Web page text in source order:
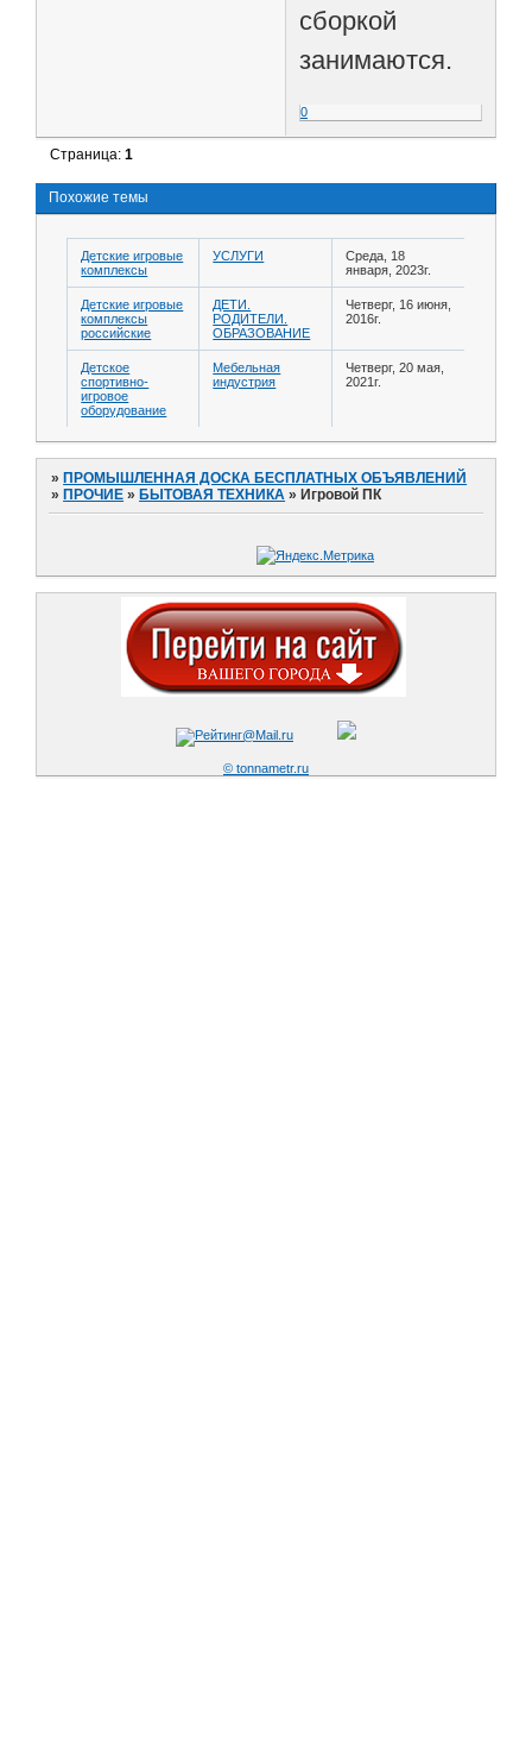
сборкой
занимаются.
0
Страница:1
Похожие темы
Детские игровые
комплексы
УСЛУГИ
Среда, 18
января, 2023г.
Детские игровые
комплексы
российские
ДЕТИ.
РОДИТЕЛИ.
ОБРАЗОВАНИЕ
Четверг, 16 июня,
2016г.
Детское
спортивно-
игровое
оборудование
Мебельная
индустрия
Четверг, 20 мая,
2021г.
» ПРОМЫШЛЕННАЯ ДОСКА БЕСПЛАТНЫХ ОБЪЯВЛЕНИЙ
» ПРОЧИЕ » БЫТОВАЯ ТЕХНИКА » Игровой ПК
© tonnametr.ru